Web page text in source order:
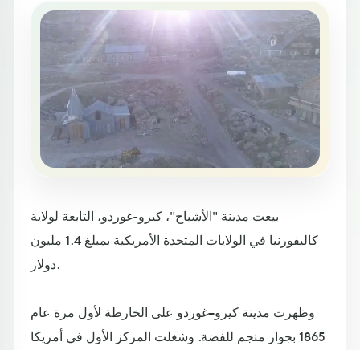
بيعت مدينة "الأشباح"، كيرو-غوردو، التابعة لولاية
كاليفورنيا في الولايات المتحدة الأمريكية بمبلغ 1.4 مليون
دولار.
وظهرت مدينة كيرو–غوردو على الخارطة لأول مرة عام
1865 بجوار منجم للفضة. وشغلت المركز الأول في أمريكا